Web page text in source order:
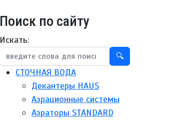
Поиск по сайту
Искать:
🔍
СТОЧНАЯ ВОДА
Декантеры HAUS
Аэрационные системы
Аэраторы STANDARD